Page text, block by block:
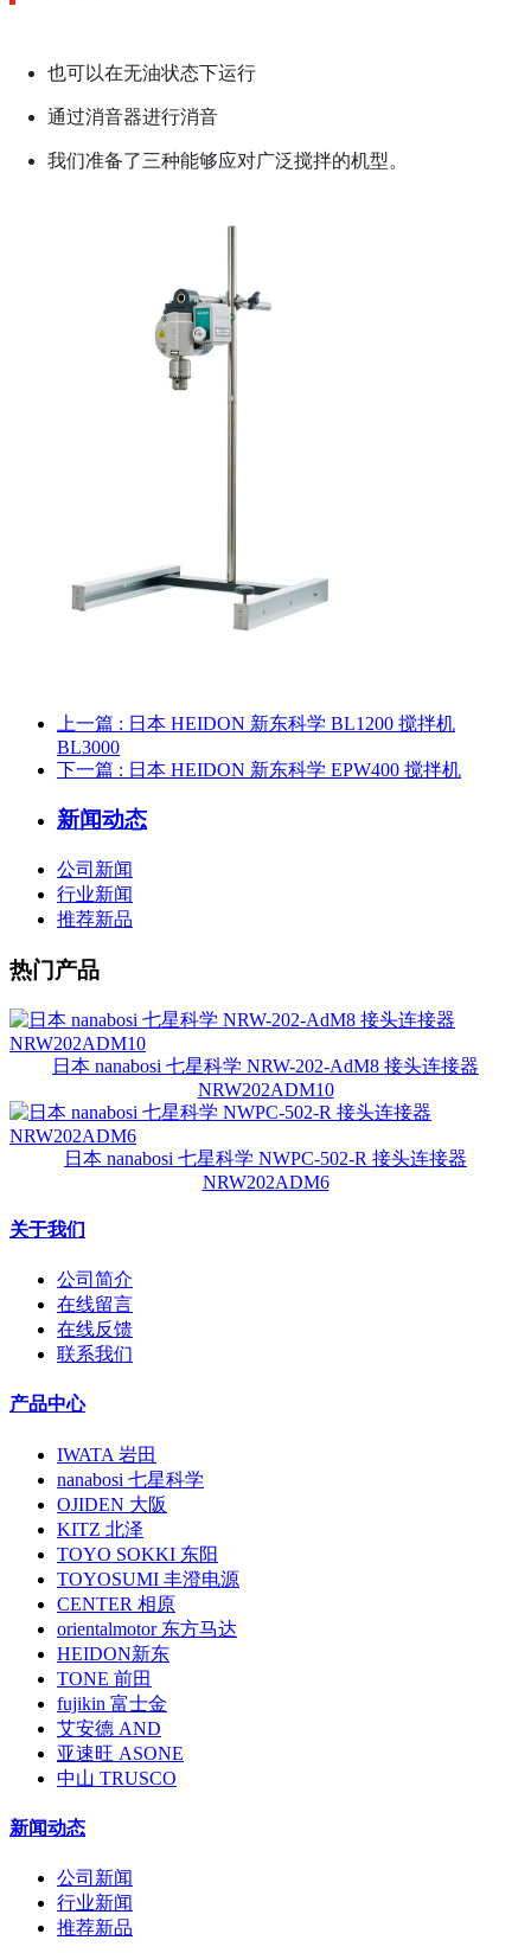
也可以在无油状态下运行
通过消音器进行消音
我们准备了三种能够应对广泛搅拌的机型。
上一篇 : 日本 HEIDON 新东科学 BL1200 搅拌机
BL3000
下一篇 : 日本 HEIDON 新东科学 EPW400 搅拌机
新闻动态
公司新闻
行业新闻
推荐新品
热门产品
日本 nanabosi 七星科学 NRW-202-AdM8 接头连接器
NRW202ADM10
日本 nanabosi 七星科学 NWPC-502-R 接头连接器
NRW202ADM6
关于我们
公司简介
在线留言
在线反馈
联系我们
产品中心
IWATA 岩田
nanabosi 七星科学
OJIDEN 大阪
KITZ 北泽
TOYO SOKKI 东阳
TOYOSUMI 丰澄电源
CENTER 相原
orientalmotor 东方马达
HEIDON新东
TONE 前田
fujikin 富士金
艾安德 AND
亚速旺 ASONE
中山 TRUSCO
新闻动态
公司新闻
行业新闻
推荐新品